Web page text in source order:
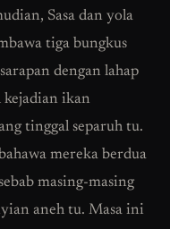
Sasa dan yola
tiga bungkus
dengan lahap
kejadian ikan
tinggal separuh tu.
mereka berdua
masing-masing
aneh tu. Masa ini